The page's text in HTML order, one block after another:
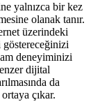
yalnızca bir kez
olanak tanır.
üzerindeki
deneyiminizi
dijital
da
çıkar.